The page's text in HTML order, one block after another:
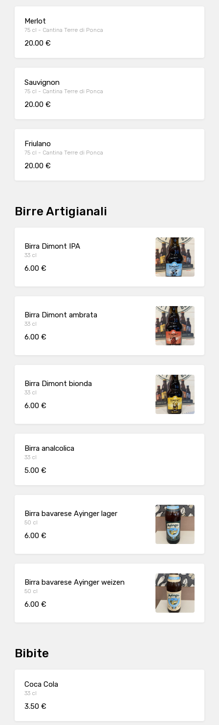
Merlot
75 cl - Cantina Terre di Ponca
20.00 €
Sauvignon
75 cl - Cantina Terre di Ponca
20.00 €
Friulano
75 cl - Cantina Terre di Ponca
20.00 €
Birre Artigianali
Birra Dimont IPA
33 cl
6.00 €
Birra Dimont ambrata
33 cl
6.00 €
Birra Dimont bionda
33 cl
6.00 €
Birra analcolica
33 cl
5.00 €
Birra bavarese Ayinger lager
50 cl
6.00 €
Birra bavarese Ayinger weizen
50 cl
6.00 €
Bibite
Coca Cola
33 cl
3.50 €